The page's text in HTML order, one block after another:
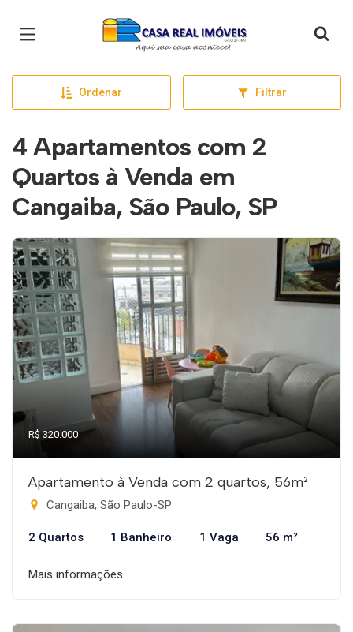
Página inicial
Ordenar Filtrar
4 Apartamentos com 2
Quartos à Venda em
Cangaiba, São Paulo, SP
R$ 320.000
Apartamento à Venda com 2 quartos, 56m²
Cangaiba, São Paulo-SP
2 Quartos 1 Banheiro 1 Vaga 56 m²
Mais informações